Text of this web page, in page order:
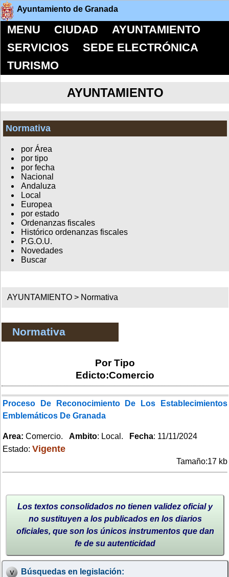
Ayuntamiento de Granada
MENU CIUDAD
AYUNTAMIENTO
SERVICIOS
SEDE ELECTRÓNICA
TURISMO
AYUNTAMIENTO
Normativa
por Área
por tipo
por fecha
Nacional
Andaluza
Local
Europea
por estado
Ordenanzas fiscales
Histórico ordenanzas fiscales
P.G.O.U.
Novedades
Buscar
AYUNTAMIENTO > Normativa
Normativa
Por Tipo
Edicto:Comercio
Proceso De Reconocimiento De Los Establecimientos
Emblemáticos De Granada
Area: Comercio. Ambito: Local. Fecha: 11/11/2024
Estado: Vigente
Tamaño:17 kb
Los textos consolidados no tienen validez oficial y
no sustituyen a los publicados en los diarios
oficiales, que son los únicos instrumentos que dan
fe de su autenticidad
Búsquedas en legislación: